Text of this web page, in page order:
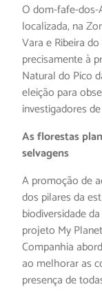
O dom-fafe-
localizada, na
Vara e Ribeira
precisamente à
Natural do Pico
eleição para
investigadores
As florestas
selvagens
A promoção de
dos pilares da
biodiversidade
projeto My
Companhia
ao melhorar as
presença de